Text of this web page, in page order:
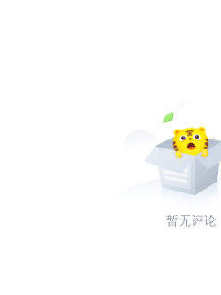
暂无评论